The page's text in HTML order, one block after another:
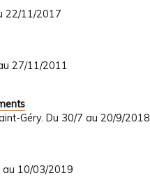
22/11/2017
27/11/2011
Géry. Du 30/7 au 20/9/2018
au 10/03/2019